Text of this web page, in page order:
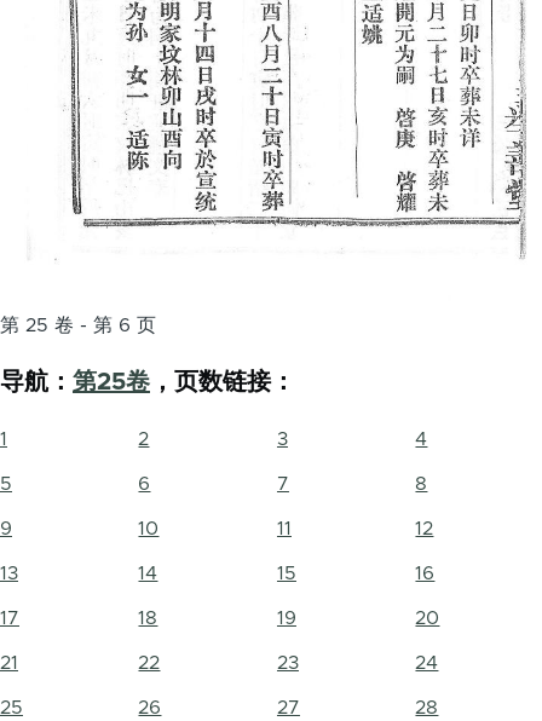
第 25 卷 - 第 6 页
导航： 第25卷 ，页数链接：
1 2 3 4
5 6 7 8
9 10 11 12
13 14 15 16
17 18 19 20
21 22 23 24
25 26 27 28